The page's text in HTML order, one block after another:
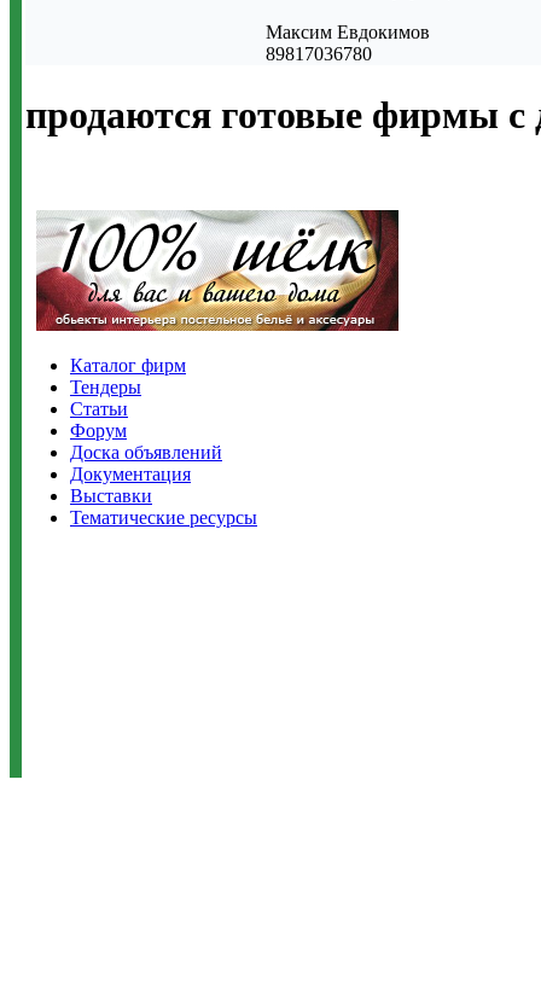
Максим Евдокимов
89817036780
продаются готовые фирмы с
Каталог фирм
Тендеры
Статьи
Форум
Доска объявлений
Документация
Выставки
Тематические ресурсы